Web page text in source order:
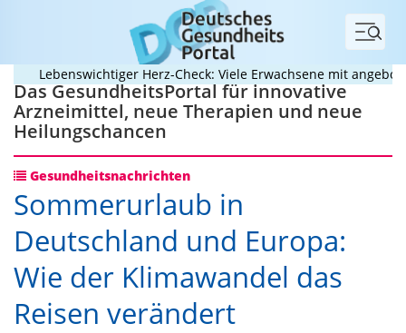
Menü
Lebenswichtiger Herz-Check: Viele Erwachsene mit
Das GesundheitsPortal für innovative
Arzneimittel, neue Therapien und neue
Heilungschancen
Gesundheitsnachrichten
Sommerurlaub in
Deutschland und Europa:
Wie der Klimawandel das
Reisen verändert